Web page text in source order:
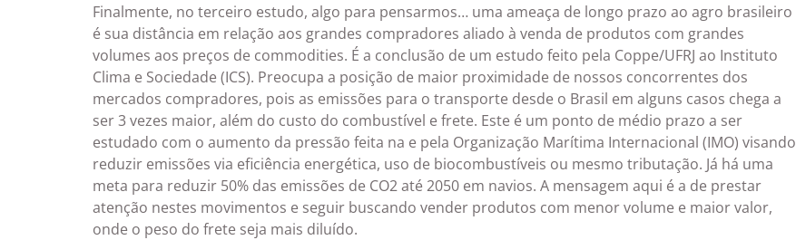
Finalmente, no terceiro estudo, algo para pensarmos… uma ameaça de longo prazo ao agro brasileiro
é sua distância em relação aos grandes compradores aliado à venda de produtos com grandes
volumes aos preços de commodities. É a conclusão de um estudo feito pela Coppe/UFRJ ao Instituto
Clima e Sociedade (ICS). Preocupa a posição de maior proximidade de nossos concorrentes dos
mercados compradores, pois as emissões para o transporte desde o Brasil em alguns casos chega a
ser 3 vezes maior, além do custo do combustível e frete. Este é um ponto de médio prazo a ser
estudado com o aumento da pressão feita na e pela Organização Marítima Internacional (IMO) visando
reduzir emissões via eficiência energética, uso de biocombustíveis ou mesmo tributação. Já há uma
meta para reduzir 50% das emissões de CO2 até 2050 em navios. A mensagem aqui é a de prestar
atenção nestes movimentos e seguir buscando vender produtos com menor volume e maior valor,
onde o peso do frete seja mais diluído.